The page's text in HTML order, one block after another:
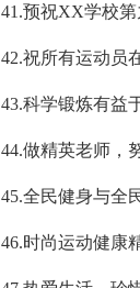
41.预祝XX学校第
42.祝所有运动员
43.科学锻炼有益
44.做精英老师，
45.全民健身与全
46.时尚运动健康